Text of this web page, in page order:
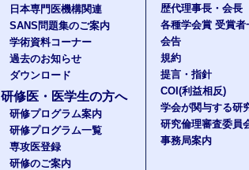
日本専門医機構関連
SANS問題集のご案内
学術資料コーナー
過去のお知らせ
ダウンロード
研修医・医学生の方へ
研修プログラム案内
研修プログラム一覧
専攻医登録
研修のご案内
歴代理事長・会長
各種学会賞 受賞者
会告
規約
提言・指針
COI(利益相反)
学会が関与する研
研究倫理審査委員
事務局案内